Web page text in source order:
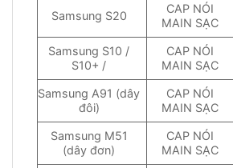
Samsung S20
CAP NÓI
MAIN SẠC
Samsung S10 /
S10+ /
CAP NÓI
MAIN SẠC
Samsung A91 (dây
đôi)
CAP NÓI
MAIN SẠC
Samsung M51
(dây đơn)
CAP NÓI
MAIN SẠC